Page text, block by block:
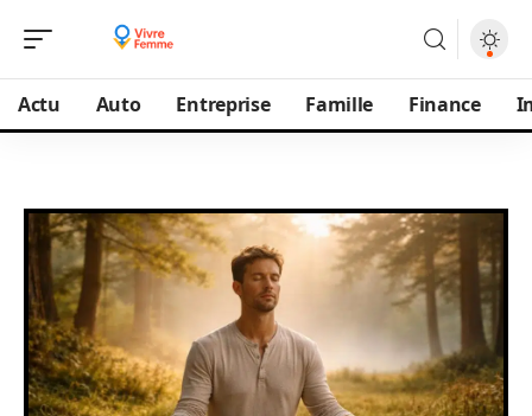
Actu Auto Entreprise Famille Finance